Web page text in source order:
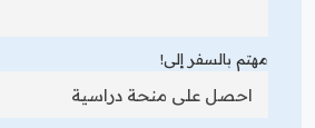
مهتم بالسفر إلى!